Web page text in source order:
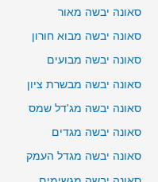
סאונה יבשה מאור
סאונה יבשה מבוא חורון
סאונה יבשה מבועים
סאונה יבשה מבשרת ציון
סאונה יבשה מג'דל שמס
סאונה יבשה מגדים
סאונה יבשה מגדל העמק